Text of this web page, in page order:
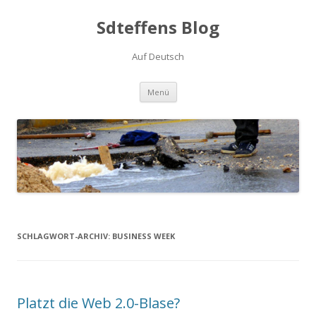
Sdteffens Blog
Auf Deutsch
Menü Zum Inhalt springen
SCHLAGWORT-ARCHIV: BUSINESS WEEK
Platzt die Web 2.0-Blase?